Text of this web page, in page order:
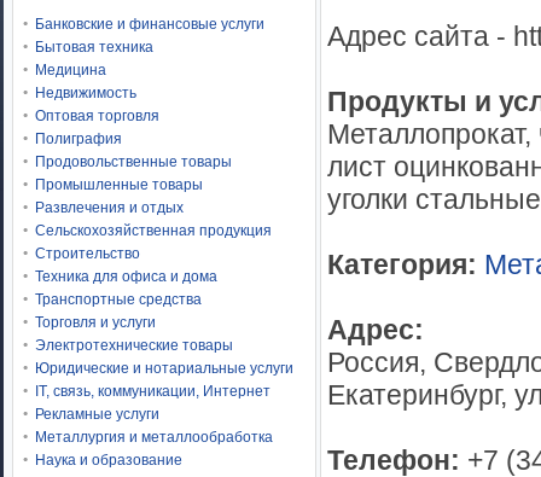
Банковские и финансовые услуги
Бытовая техника
Медицина
Недвижимость
Оптовая торговля
Полиграфия
Продовольственные товары
Промышленные товары
Развлечения и отдых
Сельскохозяйственная продукция
Строительство
Техника для офиса и дома
Транспортные средства
Торговля и услуги
Электротехнические товары
Юридические и нотариальные услуги
IT, связь, коммуникации, Интернет
Рекламные услуги
Металлургия и металлообработка
Наука и образование
Адрес сайта -
Продукты и
лист
уголки
Категория:
Адрес:
Россия,
Екатеринбург,
Телефон: +7